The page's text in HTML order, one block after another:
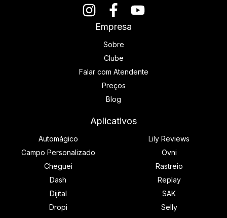
Empresa
Sobre
Clube
Falar com Atendente
Preços
Blog
Aplicativos
Automágico
Campo Personalizado
Cheguei
Dash
Dijital
Dropi
Lily Reviews
Ovni
Rastreio
Replay
SAK
Selly